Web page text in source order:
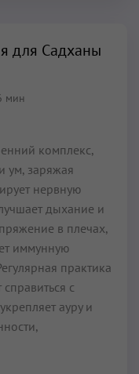
для Садханы
мин
комплекс,
ум, заряжая
нервную
дыхание и
в плечах,
иммунную
практика
с
ауру и